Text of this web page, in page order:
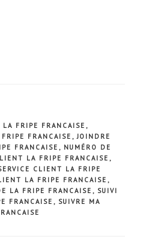
FRIPE FRANCAISE ,
FRANCAISE ,JOINDRE
FRANCAISE , NUMÉRO DE
LA FRIPE FRANCAISE ,
CLIENT LA FRIPE
LA FRIPE FRANCAISE ,
LA FRIPE FRANCAISE , SUIVI
FRANCAISE , SUIVRE MA